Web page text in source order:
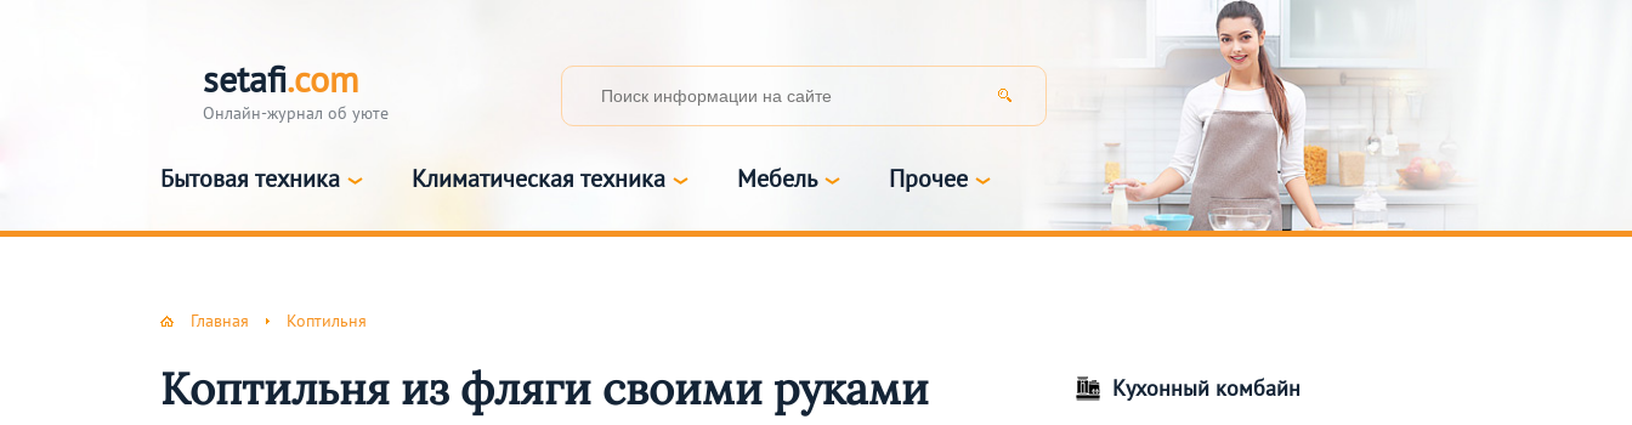
setafi.com
Онлайн-журнал об уюте
Бытовая техника Климатическая техника Мебель Прочее
Главная Коптильня
Коптильня из фляги своими руками
Кухонный комбайн